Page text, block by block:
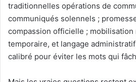
traditionnelles opérations de
communiqués solennels ;
compassion officielle ; mobilisation
temporaire, et langage
calibré pour éviter les mots qui